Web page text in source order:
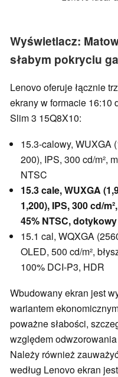
Wyświetlacz:
słabym pokryciu
Lenovo oferuje łącznie
ekrany w formacie 16:10
Slim 3 15Q8X10:
15.3-calowy, WUXGA
200), IPS, 300 cd/m²,
NTSC
15.3 cale, WUXGA
1,200), IPS, 300 cd/
45% NTSC, dotykowy
15.1 cal, WQXGA
OLED, 500 cd/m²,
100% DCI-P3, HDR
Wbudowany ekran jest
wariantem
poważne słabości,
względem
Należy również
według Lenovo ekran